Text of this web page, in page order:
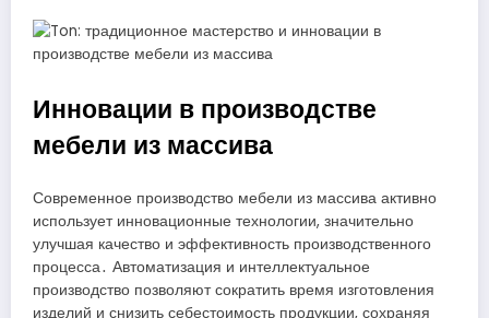
Инновации в производстве
мебели из массива
Современное производство мебели из массива активно
использует инновационные технологии, значительно
улучшая качество и эффективность производственного
процесса․ Автоматизация и интеллектуальное
производство позволяют сократить время изготовления
изделий и снизить себестоимость продукции, сохраняя